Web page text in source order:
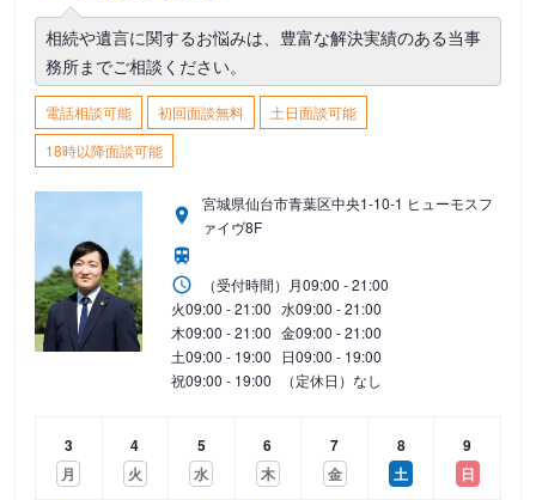
相続や遺言に関するお悩みは、豊富な解決実績のある当事
務所までご相談ください。
電話相談可能 初回面談無料
土日面談可能
18時以降面談可能
宮城県仙台市青葉区中央1-10-1 ヒューモスフ
ァイヴ8F
（受付時間） 月09:00 - 21:00
火09:00 - 21:00 水09:00 - 21:00
木09:00 - 21:00 金09:00 - 21:00
土09:00 - 19:00 日09:00 - 19:00
祝09:00 - 19:00 （定休日）なし
3
月
4
火
5
水
6
木
7
金
8
土
9
日